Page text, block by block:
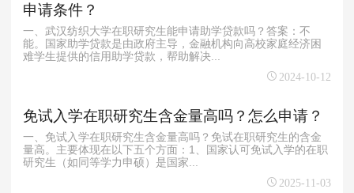
申请条件？
一、武汉纺织大学在职研究生能申请助学贷款吗？答案：不
能。国家助学贷款是由政府主导，金融机构向高校家庭经济困
难学生提供的信用助学贷款，帮助解决...
2024-10-12
免试入学在职研究生含金量高吗？怎么申请？
一、免试入学在职研究生含金量高吗？免试在职研究生的含金
量高。主要体现在以下五个方面：1、国家认可免试入学的在职
研究生（如同等学力申硕）是国家...
2025-11-03